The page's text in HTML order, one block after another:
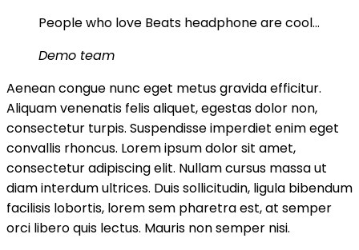
People who love Beats headphone are cool…
Demo team
Aenean congue nunc eget metus gravida efficitur.
Aliquam venenatis felis aliquet, egestas dolor non,
consectetur turpis. Suspendisse imperdiet enim eget
convallis rhoncus. Lorem ipsum dolor sit amet,
consectetur adipiscing elit. Nullam cursus massa ut
diam interdum ultrices. Duis sollicitudin, ligula bibendum
facilisis lobortis, lorem sem pharetra est, at semper
orci libero quis lectus. Mauris non semper nisi.